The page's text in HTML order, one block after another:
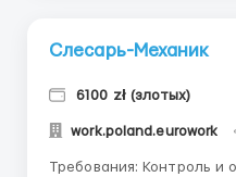
Слесарь-Механик
6100 zł (злотых)
work.poland.eurowork
Требования: Контроль и обслуживание